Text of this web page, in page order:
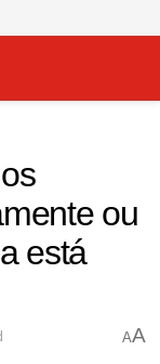
ou
está
AA